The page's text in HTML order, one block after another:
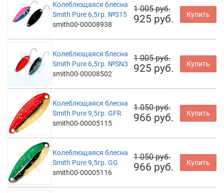
Колеблющаяся блесна
Smith Pure 6,5гр. №S15
smith00-00008938
1 005 руб.
925 руб. Купить
Колеблющаяся блесна
Smith Pure 6,5гр. №SN3
smith00-00008502
1 005 руб.
925 руб. Купить
Колеблющаяся блесна
Smith Pure 9,5гр. GFR
smith00-00005115
1 050 руб.
966 руб. Купить
Колеблющаяся блесна
Smith Pure 9,5гр. GG
smith00-00005116
1 050 руб.
966 руб. Купить